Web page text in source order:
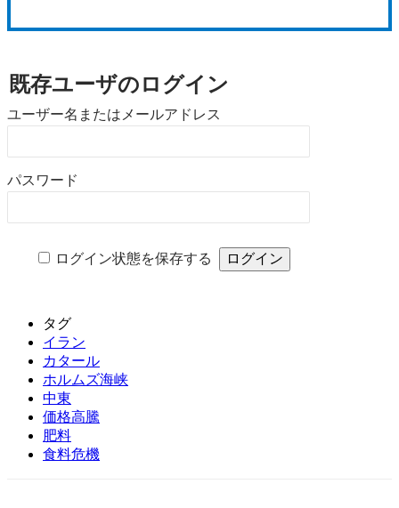
既存ユーザのログイン
ユーザー名またはメールアドレス
パスワード
ログイン状態を保存する
タグ
イラン
カタール
ホルムズ海峡
中東
価格高騰
肥料
食料危機